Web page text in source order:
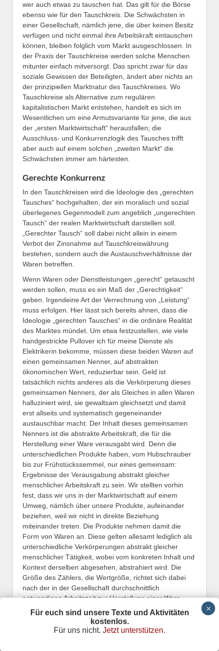
wer auch etwas zu tauschen hat. Das gilt für die Börse
ebenso wie für den Tauschkreis. Die Schwächsten in
einer Gesellschaft, nämlich jene, die über keinen Besitz
verfügen und nicht einmal ihre Arbeitskraft eintauschen
können, bleiben folglich vom Markt ausgeschlossen. In
der Praxis der Tauschkreise werden solche Menschen
mitunter einfach mitversorgt. Das spricht zwar für das
soziale Gewissen der Beteiligten, ändert aber nichts an
der prinzipiellen Marktnatur des Tauschkreises. Wo
Tauschkreise als Alternative zum regulären
kapitalistischen Markt entstehen, handelt es sich im
Wesentlichen um eine Armutsvariante für jene, die aus
der „ersten Marktwirtschaft“ herausfallen; die
Ausschluss- und Konkurrenzlogik des Tausches trifft
aber auch auf einem solchen „zweiten Markt“ die
Schwächsten immer am härtesten.
Gerechte Konkurrenz
In den Tauschkreisen wird die Ideologie des „gerechten
Tausches“ hochgehalten, der ein moralisch und sozial
überlegenes Gegenmodell zum angeblich „ungerechten
Tausch“ der realen Marktwirtschaft darstellen soll.
„Gerechter Tausch“ soll dabei nicht allein in einem
Verbot der Zinsnahme auf Tauschkreiswährung
bestehen, sondern auch die Austauschverhältnisse der
Waren betreffen.
Wenn Waren oder Dienstleistungen „gerecht“ getauscht
werden sollen, muss es ein Maß der „Gerechtigkeit“
geben. Irgendeine Art der Verrechnung von „Leistung“
muss erfolgen. Hier lässt sich bereits ahnen, dass die
Ideologie „gerechten Tausches“ in die ordinäre Realität
des Marktes mündet. Um etwa festzustellen, wie viele
handgestrickte Pullover ich für meine Dienste als
Elektrikerin bekomme, müssen diese beiden Waren auf
einen gemeinsamen Nenner, auf abstrakten
ökonomischen Wert, reduzierbar sein. Geld ist
tatsächlich nichts anderes als die Verkörperung dieses
gemeinsamen Nenners, der als Gleiches in allen Waren
halluziniert wird, sie gewaltsam gleichsetzt und damit
erst allseits und systematisch gegeneinander
austauschbar macht. Der Inhalt dieses gemeinsamen
Nenners ist die abstrakte Arbeitskraft, die für die
Herstellung einer Ware verausgabt wird. Denn die
unterschiedlichen Produkte haben, vom Hubschrauber
bis zur Frühstückssemmel, nur eines gemeinsam:
Ergebnisse der Verausgabung abstrakt gleicher
menschlicher Arbeitskraft zu sein. Wir stellten vorhin
fest, dass wir uns in der Marktwirtschaft auf einem
Umweg, nämlich über unsere Produkte, aufeinander
beziehen, weil wir nicht in direkte Beziehung
miteinander treten. Die Produkte nehmen damit die
Form von Waren an. Diese gelten allesamt lediglich als
unterschiedliche Verkörperungen abstrakt gleicher
menschlicher Tätigkeit, wobei vom konkreten Inhalt und
Kontext derselben abgesehen, abstrahiert wird. Die
Größe des Zählers, die Wertgröße, richtet sich dabei
nach der in der Gesellschaft durchschnittlich
notwendigen Arbeitszeit zur Herstellung einer Ware.
Diese Arbeitszeit ermittelt sich allerdings nicht anders
als über den bewusstlosen Mechanismus von Märkten,
von Angebot und Nachfrage. Ein „gerechter Tausch“
Für euch sind unsere Texte und Aktivitäten
kostenlos.
Für uns nicht. Jetzt unterstützen.